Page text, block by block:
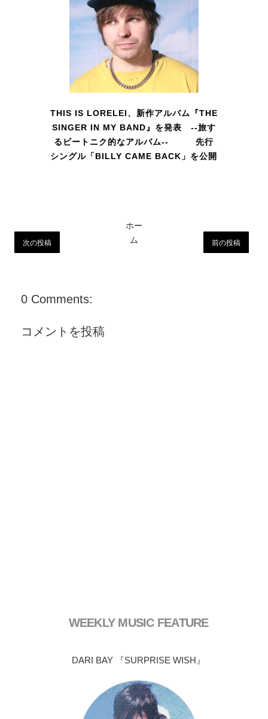
THIS IS LORELEI、新作アルバム『THE
SINGER IN MY BAND』を発表 --旅す
るビートニク的なアルバム-- 先行
シングル「BILLY CAME BACK」を公開
次の投稿 前の投稿
ホー
ム
0 Comments:
コメントを投稿
WEEKLY MUSIC FEATURE
DARI BAY 『SURPRISE WISH』